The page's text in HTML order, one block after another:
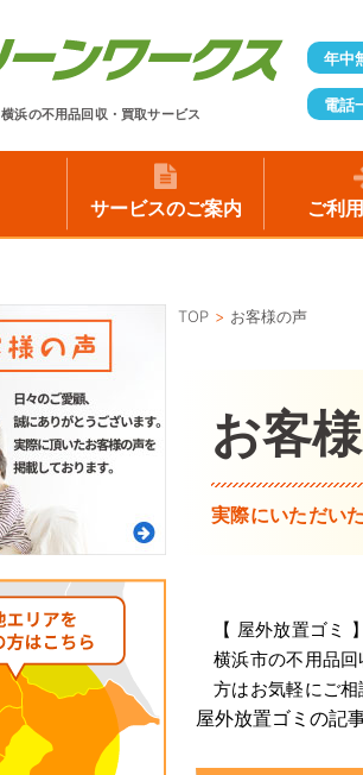
横浜の不用品回収・買取サービス
年中
電話
サービスのご案内 ご利
TOP お客様の声
お客
実際にいただい
【 屋外放置ゴミ
横浜市の不用品
方はお気軽にご
屋外放置ゴミの記